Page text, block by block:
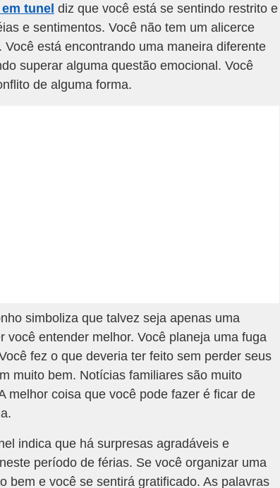
tunel diz que você está se sentindo restrito e
e sentimentos. Você não tem um alicerce
está encontrando uma maneira diferente
superar alguma questão emocional. Você
de alguma forma.
simboliza que talvez seja apenas uma
você entender melhor. Você planeja uma fuga
fez o que deveria ter feito sem perder seus
muito bem. Notícias familiares são muito
melhor coisa que você pode fazer é ficar de
indica que há surpresas agradáveis e
período de férias. Se você organizar uma
bem e você se sentirá gratificado. As palavras